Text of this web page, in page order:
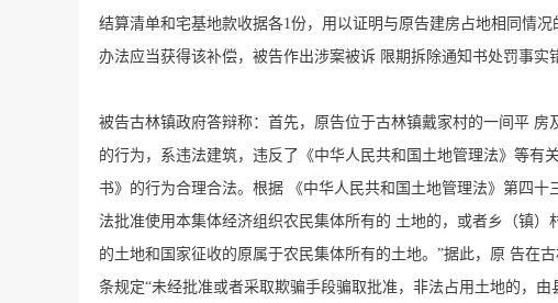
结算清单和宅基地款收据各1份，用以证明与原告建房占地相同情
办法应当获得该补偿，被告作出涉案被诉 限期拆除通知书处罚事实
被告古林镇政府答辩称：首先，原告位于古林镇戴家村的一间平
的行为，系违法建筑，违反了《中华人民共和国土地管理法》等
书》的行为合理合法。根据 《中华人民共和国土地管理法》第四
法批准使用本集体经济组织农民集体所有的 土地的，或者乡（镇
的土地和国家征收的原属于农民集体所有的土地。”据此，原 告在
条规定“未经批准或者采取欺骗手段骗取批准，非法占用土地的，